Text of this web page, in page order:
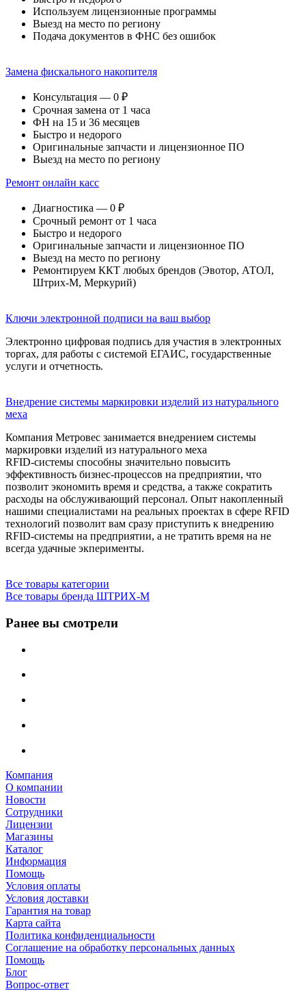
Используем лицензионные программы
Выезд на место по региону
Подача документов в ФНС без ошибок
Замена фискального накопителя
Консультация — 0 ₽
Срочная замена от 1 часа
ФН на 15 и 36 месяцев
Быстро и недорого
Оригинальные запчасти и лицензионное ПО
Выезд на место по региону
Ремонт онлайн касс
Диагностика — 0 ₽
Срочный ремонт от 1 часа
Быстро и недорого
Оригинальные запчасти и лицензионное ПО
Выезд на место по региону
Ремонтируем ККТ любых брендов (Эвотор, АТОЛ,
Штрих-М, Меркурий)
Ключи электронной подписи на ваш выбор
Электронно цифровая подпись для участия в электронных
торгах, для работы с системой ЕГАИС, государственные
услуги и отчетность.
Внедрение системы маркировки изделий из натурального
меха
Компания Метровес занимается внедрением системы
маркировки изделий из натурального меха
RFID-системы способны значительно повысить
эффективность бизнес-процессов на предприятии, что
позволит экономить время и средства, а также сократить
расходы на обслуживающий персонал. Опыт накопленный
нашими специалистами на реальных проектах в сфере RFID
технологий позволит вам сразу приступить к внедрению
RFID-системы на предприятии, а не тратить время на не
всегда удачные экперименты.
Все товары категории
Все товары бренда ШТРИХ-М
Ранее вы смотрели
Компания
О компании
Новости
Сотрудники
Лицензии
Магазины
Каталог
Информация
Помощь
Условия оплаты
Условия доставки
Гарантия на товар
Карта сайта
Политика конфиденциальности
Соглашение на обработку персональных данных
Помощь
Блог
Вопрос-ответ